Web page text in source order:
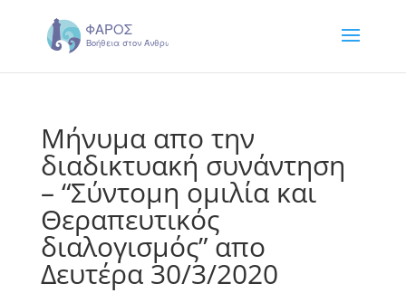
Μήνυμα απο την
διαδικτυακή συνάντηση
– “Σύντομη ομιλία και
Θεραπευτικός
διαλογισμός” απο
Δευτέρα 30/3/2020